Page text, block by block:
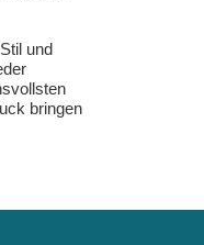
und
bringen